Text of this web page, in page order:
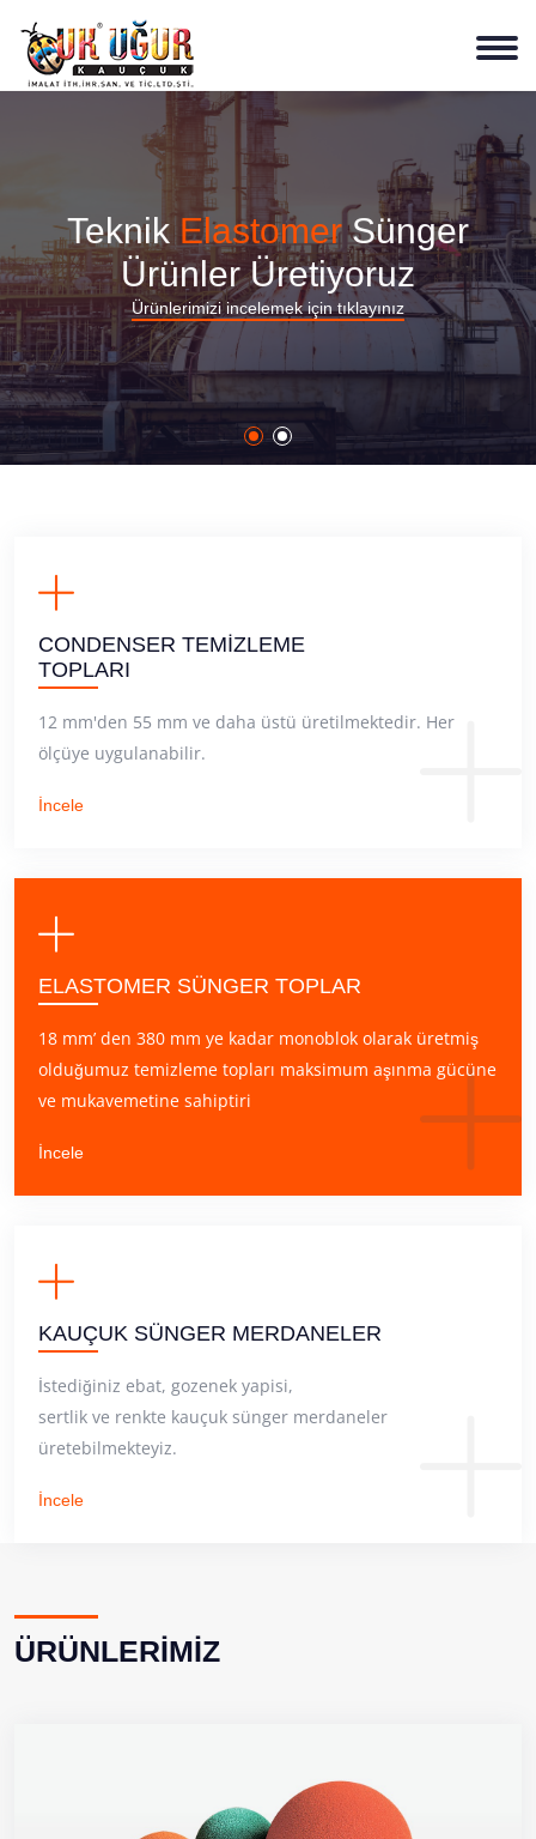
TeknikElastomerSünger
Ürünler Üretiyoruz
Ürünlerimizi incelemek için tıklayınız
CONDENSER TEMİZLEME
TOPLARI
12 mm'den 55 mm ve daha üstü üretilmektedir. Her
ölçüye uygulanabilir.
İncele
ELASTOMER SÜNGER TOPLAR
18 mm’ den 380 mm ye kadar monoblok olarak üretmiş
olduğumuz temizleme topları maksimum aşınma gücüne
ve mukavemetine sahiptiri
İncele
KAUÇUK SÜNGER MERDANELER
İstediğiniz ebat, gozenek yapisi,
sertlik ve renkte kauçuk sünger merdaneler
üretebilmekteyiz.
İncele
ÜRÜNLERİMİZ